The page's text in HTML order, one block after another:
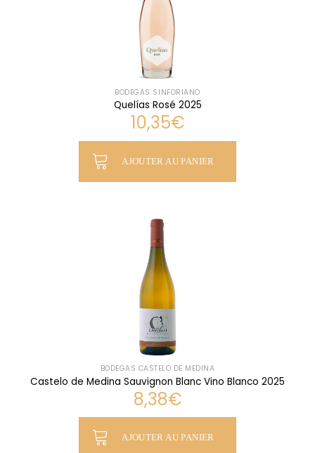
BODEGAS SINFORIANO
Quelías Rosé 2025
10,35€
AJOUTER AU PANIER
BODEGAS CASTELO DE MEDINA
Castelo de Medina Sauvignon Blanc Vino Blanco 2025
8,38€
AJOUTER AU PANIER